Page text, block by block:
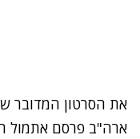
את הסרטון המדובר
ארה"ב פרסם אתמול